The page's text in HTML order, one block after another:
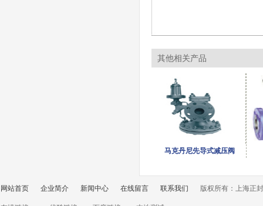
其他相关产品
马克丹尼先导式减压阀
网站首页 企业简介 新闻中心 在线留言 联系我们 版权所有：上海正